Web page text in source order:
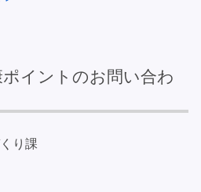
イントのお問い合わ
り課